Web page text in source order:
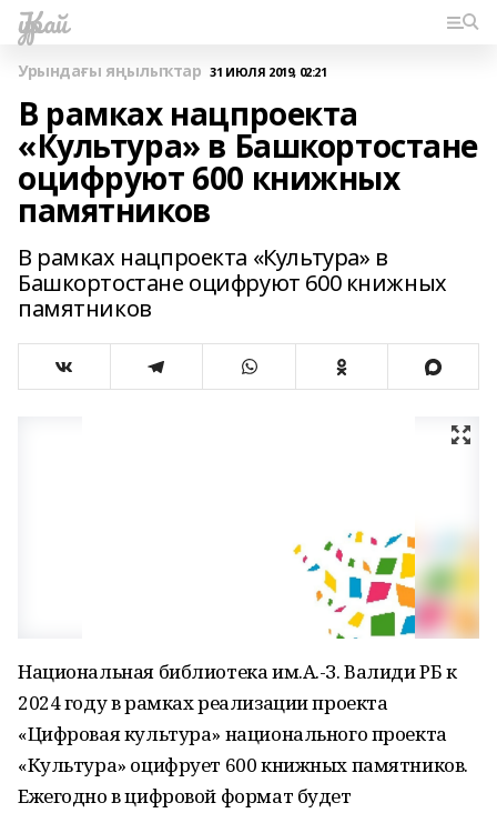
Ҡурай
Урындағы яңылыҡтар 31 ИЮЛЯ 2019, 02:21
В рамках нацпроекта
«Культура» в Башкортостане
оцифруют 600 книжных
памятников
В рамках нацпроекта «Культура» в
Башкортостане оцифруют 600 книжных
памятников
Национальная библиотека им.А.-З. Валиди РБ к
2024 году в рамках реализации проекта
«Цифровая культура» национального проекта
«Культура» оцифрует 600 книжных памятников.
Ежегодно в цифровой формат будет